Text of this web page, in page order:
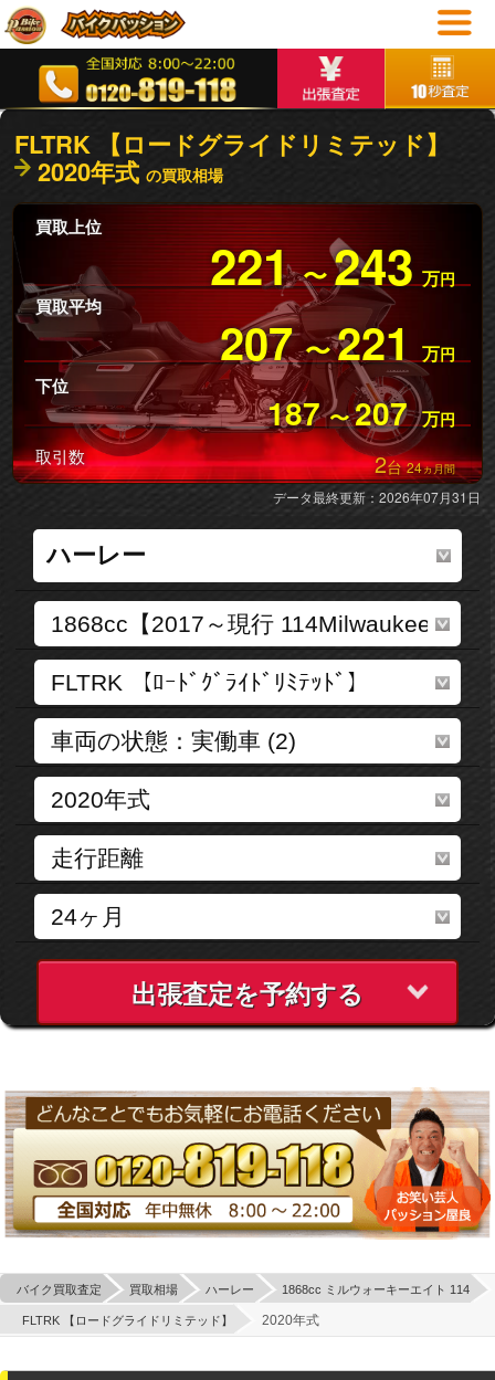
FLTRK 【ロードグライドリミテッド】
2020年式の買取相場
買取上位
221 〜243 万円
買取平均
207 〜221 万円
下位
187 〜207 万円
取引数 2台24ヵ月間
データ最終更新：2026年07月31日
出張査定を予約する
バイク買取査定 買取相場 ハーレー 1868cc ミルウォーキーエイト 114
FLTRK 【ロードグライドリミテッド】 2020年式